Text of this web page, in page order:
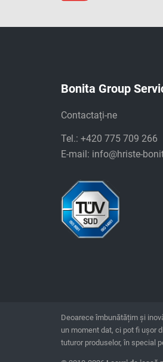
Bonita Group
Contactați-ne
Tel.: +420 775 709 266
E-mail: info@hriste-
Deoarece îmbunătățim și
un moment dat, ci pot fi ușor
tuturor produselor, în special